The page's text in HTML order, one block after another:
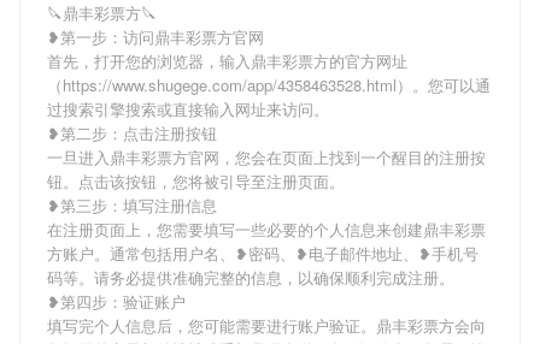
🔪鼎丰彩票方🔪
❥第一步：访问鼎丰彩票方官网
首先，打开您的浏览器，输入鼎丰彩票方的官方网址
（https://www.shugege.com/app/4358463528.html）。您可以通
过搜索引擎搜索或直接输入网址来访问。
❥第二步：点击注册按钮
一旦进入鼎丰彩票方官网，您会在页面上找到一个醒目的注册按
钮。点击该按钮，您将被引导至注册页面。
❥第三步：填写注册信息
在注册页面上，您需要填写一些必要的个人信息来创建鼎丰彩票
方账户。通常包括用户名、❥密码、❥电子邮件地址、❥手机号
码等。请务必提供准确完整的信息，以确保顺利完成注册。
❥第四步：验证账户
填写完个人信息后，您可能需要进行账户验证。鼎丰彩票方会向